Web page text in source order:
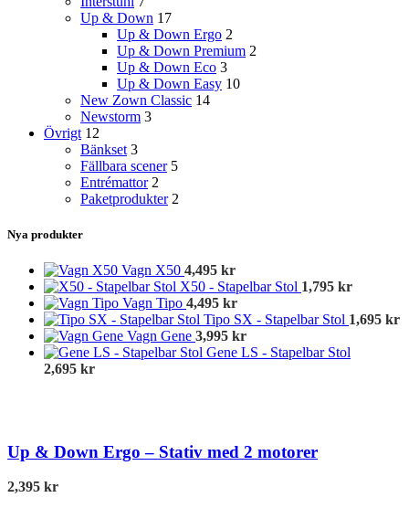
Up & Down 17
Up & Down Ergo 2
Up & Down Premium 2
Up & Down Eco 3
Up & Down Easy 10
New Zown Classic 14
Newstorm 3
Övrigt 12
Bänkset 3
Fällbara scener 5
Entrémattor 2
Paketprodukter 2
Nya produkter
Vagn X50 4,495 kr
X50 - Stapelbar Stol 1,795 kr
Vagn Tipo 4,495 kr
Tipo SX - Stapelbar Stol 1,695 kr
Vagn Gene 3,995 kr
Gene LS - Stapelbar Stol
2,695 kr
Up & Down Ergo – Stativ med 2 motorer
2,395 kr